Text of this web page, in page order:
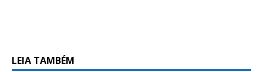
LEIA TAMBÉM